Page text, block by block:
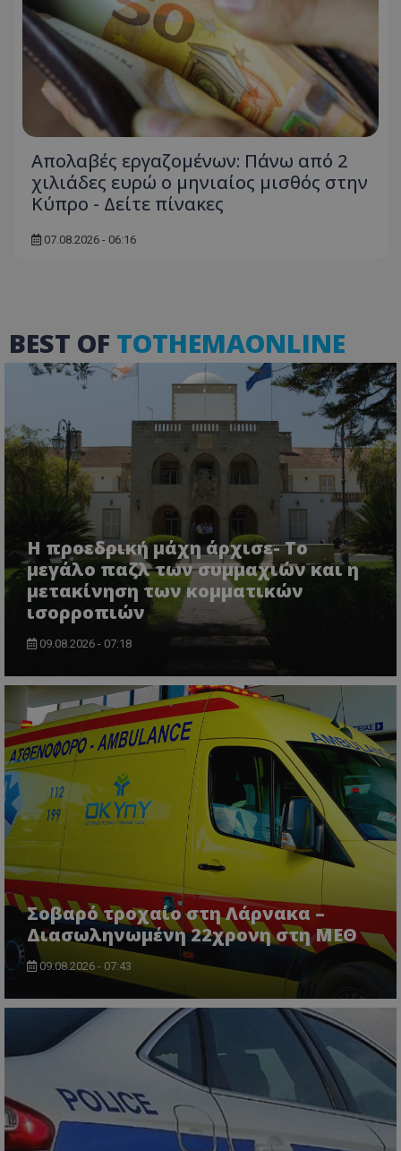
Απολαβές εργαζομένων: Πάνω από 2
χιλιάδες ευρώ ο μηνιαίος μισθός στην
Κύπρο - Δείτε πίνακες
07.08.2026 - 06:16
BEST OF TOTHEMAONLINE
Η προεδρική μάχη άρχισε- Το
μεγάλο παζλ των συμμαχιών και η
μετακίνηση των κομματικών
ισορροπιών
09.08.2026 - 07:18
Σοβαρό τροχαίο στη Λάρνακα –
Διασωληνωμένη 22χρονη στη ΜΕΘ
09.08.2026 - 07:43
για
ποιες
έχουν
_ga_J7RS52TMNC
.tothemaonline.com
1 χρόνος 1
μήνας
από το